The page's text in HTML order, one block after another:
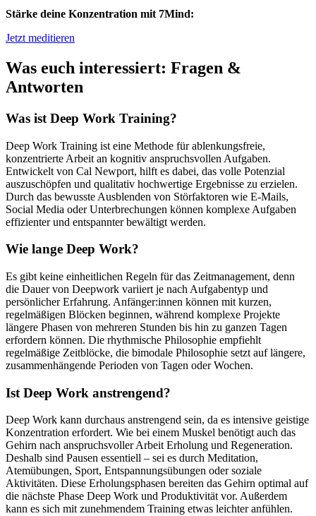
Stärke deine Konzentration mit 7Mind:
Jetzt meditieren
Was euch interessiert: Fragen &
Antworten
Was ist Deep Work Training?
Deep Work Training ist eine Methode für ablenkungsfreie,
konzentrierte Arbeit an kognitiv anspruchsvollen Aufgaben.
Entwickelt von Cal Newport, hilft es dabei, das volle Potenzial
auszuschöpfen und qualitativ hochwertige Ergebnisse zu erzielen.
Durch das bewusste Ausblenden von Störfaktoren wie E-Mails,
Social Media oder Unterbrechungen können komplexe Aufgaben
effizienter und entspannter bewältigt werden.
Wie lange Deep Work?
Es gibt keine einheitlichen Regeln für das Zeitmanagement, denn
die Dauer von Deepwork variiert je nach Aufgabentyp und
persönlicher Erfahrung. Anfänger:innen können mit kurzen,
regelmäßigen Blöcken beginnen, während komplexe Projekte
längere Phasen von mehreren Stunden bis hin zu ganzen Tagen
erfordern können. Die rhythmische Philosophie empfiehlt
regelmäßige Zeitblöcke, die bimodale Philosophie setzt auf längere,
zusammenhängende Perioden von Tagen oder Wochen.
Ist Deep Work anstrengend?
Deep Work kann durchaus anstrengend sein, da es intensive geistige
Konzentration erfordert. Wie bei einem Muskel benötigt auch das
Gehirn nach anspruchsvoller Arbeit Erholung und Regeneration.
Deshalb sind Pausen essentiell – sei es durch Meditation,
Atemübungen, Sport, Entspannungsübungen oder soziale
Aktivitäten. Diese Erholungsphasen bereiten das Gehirn optimal auf
die nächste Phase Deep Work und Produktivität vor. Außerdem
kann es sich mit zunehmendem Training etwas leichter anfühlen.